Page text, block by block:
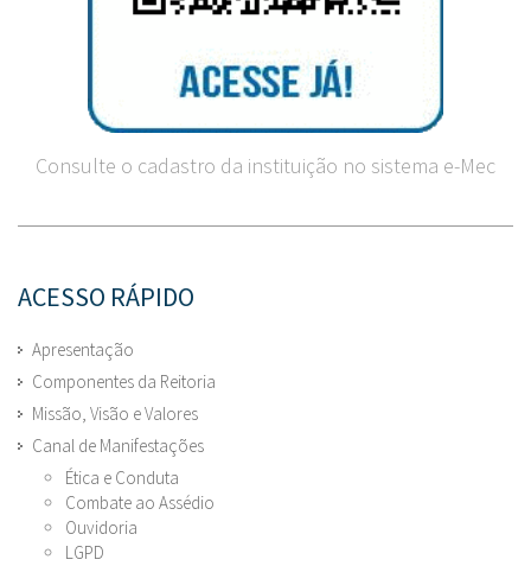
Consulte o cadastro da instituição no sistema e-Mec
ACESSO RÁPIDO
Apresentação
Componentes da Reitoria
Missão, Visão e Valores
Canal de Manifestações
Ética e Conduta
Combate ao Assédio
Ouvidoria
LGPD